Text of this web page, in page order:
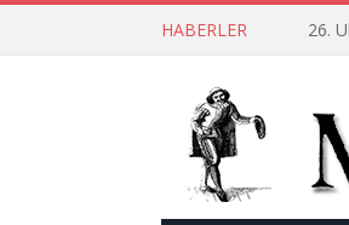
HABERLER 26.